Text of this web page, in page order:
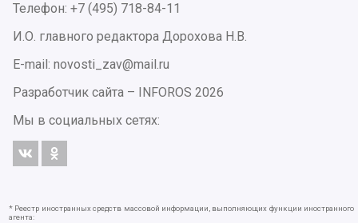
Телефон: +7 (495) 718-84-11
И.О. главного редактора Дорохова Н.В.
E-mail: novosti_zav@mail.ru
Разработчик сайта –
INFOROS 2026
Мы в социальных сетях:
* Реестр иностранных средств массовой информации, выполняющих функции иностранного
агента: